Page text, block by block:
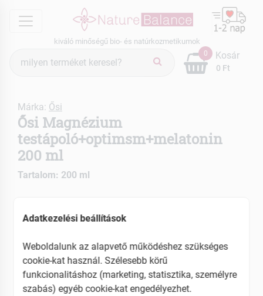
menu
kiváló minőségű bio- és natúrkozmetikumok
keresés
0
0 Ft
Kosár
Márka: Ősi
Ősi Magnézium
testápoló+optimsm+melatonin
200 ml
Tartalom: 200 ml
Alvást segítő
EAN: 5999887678455
Adatkezelési beállítások
Weboldalunk az alapvető működéshez szükséges
cookie-kat használ. Szélesebb körű
funkcionalitáshoz (marketing, statisztika, személyre
szabás) egyéb cookie-kat engedélyezhet.